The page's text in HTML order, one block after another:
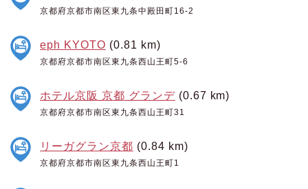
京都府京都市南区東九条中殿田町16-2
eph KYOTO (0.81 km)
京都府京都市南区東九条西山王町5-6
ホテル京阪 京都 グランデ(0.67 km)
京都府京都市南区東九条西山王町31
リーガグラン京都 (0.84 km)
京都府京都市南区東九条西山王町1